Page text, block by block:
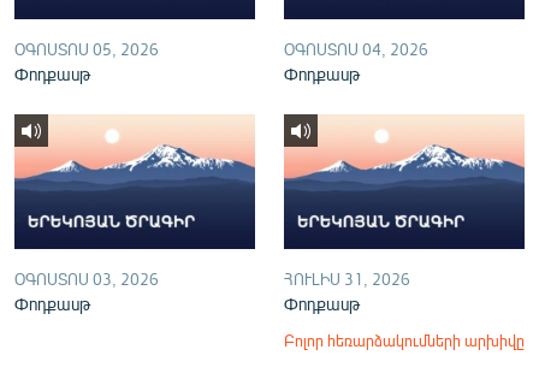
«Ազատության» բոլոր կայքերը
ՕԳՈՍՏՈՍ 05, 2026
Փոդքասթ
ՕԳՈՍՏՈՍ 04, 2026
Փոդքասթ
ՕԳՈՍՏՈՍ 03, 2026
Փոդքասթ
ՀՈՒԼԻՍ 31, 2026
Փոդքասթ
Բոլոր հեռարձակումների արխիվը